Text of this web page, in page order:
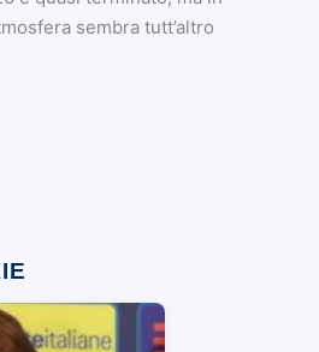
sembra tutt’altro